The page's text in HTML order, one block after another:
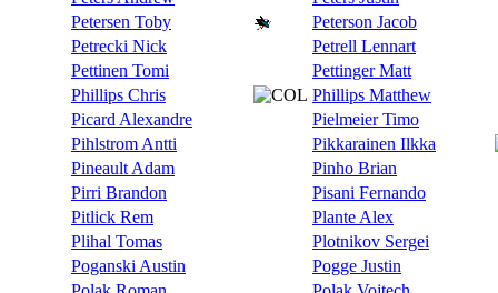
Petersen Toby
Peterson Jacob
Petrecki Nick
Petrell Lennart
Pettinen Tomi
Pettinger Matt
Phillips Chris
Phillips Matthew
Picard Alexandre
Pielmeier Timo
Pihlstrom Antti
Pikkarainen Ilkka
Pineault Adam
Pinho Brian
Pirri Brandon
Pisani Fernando
Pitlick Rem
Plante Alex
Plihal Tomas
Plotnikov Sergei
Poganski Austin
Pogge Justin